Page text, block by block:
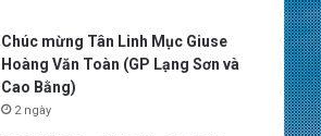
Chúc mừng Tân Linh Mục Giuse
Hoàng Văn Toàn (GP Lạng Sơn và
Cao Bằng)
2 ngày